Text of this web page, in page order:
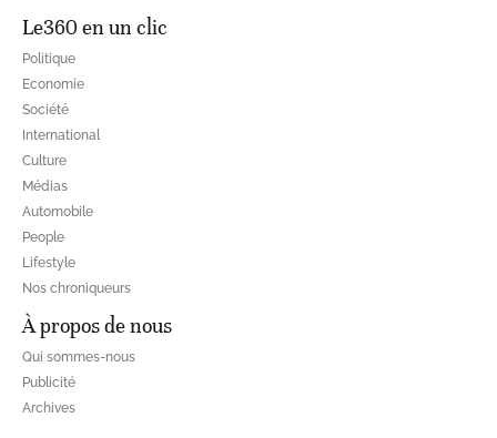
Le360 en un clic
Politique
Economie
Société
International
Culture
Médias
Automobile
People
Lifestyle
Nos chroniqueurs
À propos de nous
Qui sommes-nous
Publicité
Archives